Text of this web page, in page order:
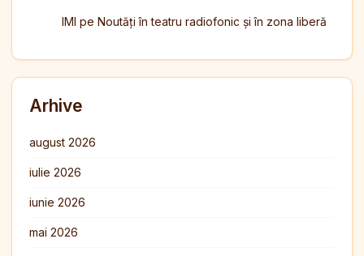
IMI pe Noutăți în teatru radiofonic și în zona liberă
Arhive
august 2026
iulie 2026
iunie 2026
mai 2026